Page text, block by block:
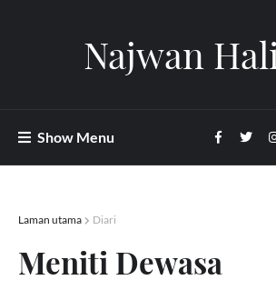
Najwan
Show Menu
Laman utama Diari
Meniti Dewasa